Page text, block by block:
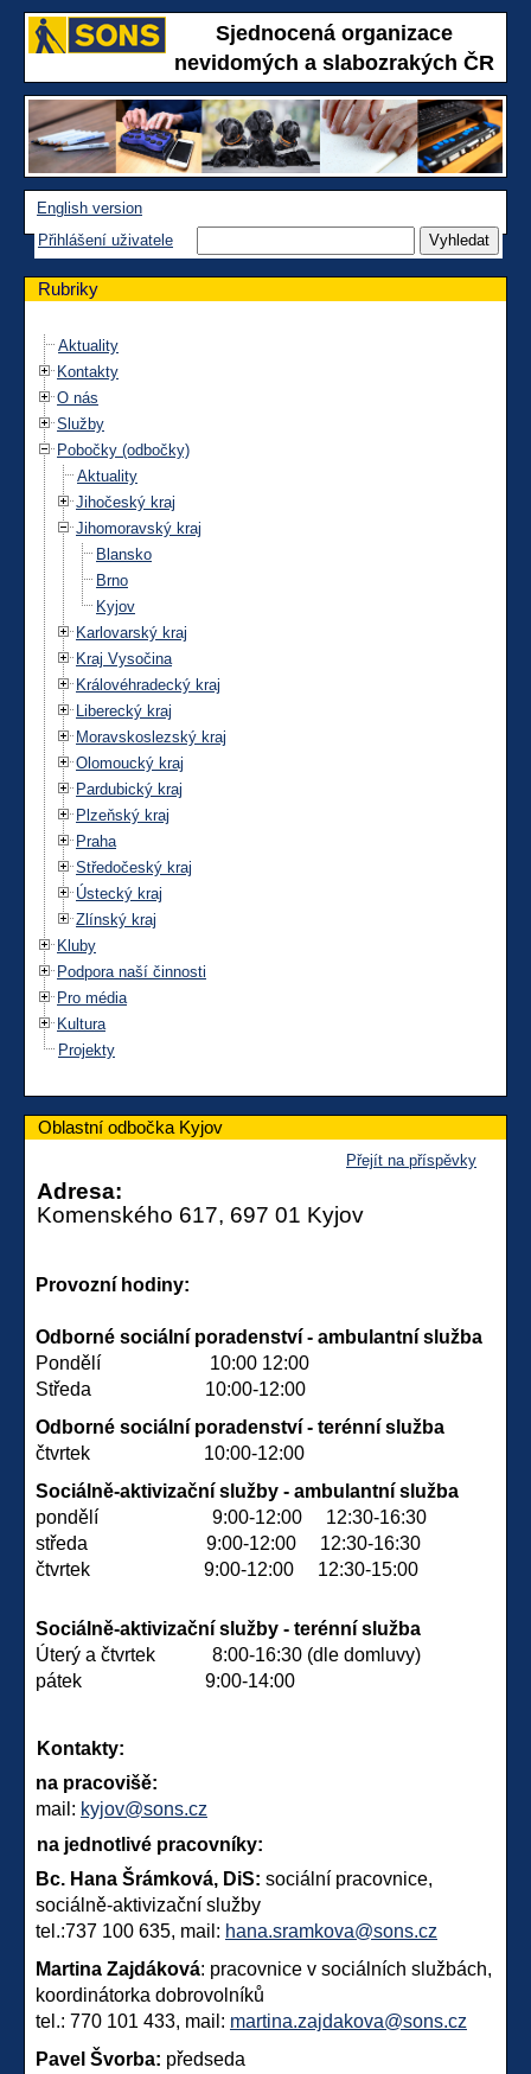
Sjednocená organizace
nevidomých a slabozrakých ČR
English version
Přihlášení uživatele
Rubriky
Aktuality
Kontakty
O nás
Služby
Pobočky (odbočky)
Aktuality
Jihočeský kraj
Jihomoravský kraj
Blansko
Brno
Kyjov
Karlovarský kraj
Kraj Vysočina
Královéhradecký kraj
Liberecký kraj
Moravskoslezský kraj
Olomoucký kraj
Pardubický kraj
Plzeňský kraj
Praha
Středočeský kraj
Ústecký kraj
Zlínský kraj
Kluby
Podpora naší činnosti
Pro média
Kultura
Projekty
Oblastní odbočka Kyjov
Přejít na příspěvky
Adresa:
Komenského 617, 697 01 Kyjov
Provozní hodiny:
Odborné sociální poradenství - ambulantní služba
Pondělí
10:00 12:00
Středa 10:00-12:00
Odborné sociální poradenství - terénní služba
čtvrtek 10:00-12:00
Sociálně-aktivizační služby - ambulantní služba
pondělí 9:00-12:00 12:30-16:30
středa 9:00-12:00 12:30-16:30
čtvrtek 9:00-12:00 12:30-15:00
Sociálně-aktivizační služby - terénní služba
Úterý a čtvrtek 8:00-16:30 (dle domluvy)
pátek 9:00-14:00
Kontakty:
na pracovišě:
mail: kyjov@sons.cz
na jednotlivé pracovníky:
Bc. Hana Šrámková, DiS: sociální pracovnice,
sociálně-aktivizační služby
tel.:737 100 635, mail: hana.sramkova@sons.cz
Martina Zajdáková: pracovnice v sociálních službách,
koordinátorka dobrovolníků
tel.: 770 101 433, mail: martina.zajdakova@sons.cz
Pavel Švorba: předseda